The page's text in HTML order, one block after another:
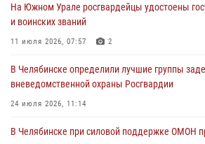
В Уральском округе Росгвардии состоялось
оперативного штаба
30 июля 2026, 10:53
На Южном Урале росгвардейцы удостоены
и воинских званий
11 июля 2026, 07:57 2
В Челябинске определили лучшие группы
вневедомственной охраны Росгвардии
24 июля 2026, 11:14
В Челябинске при силовой поддержке ОМОН